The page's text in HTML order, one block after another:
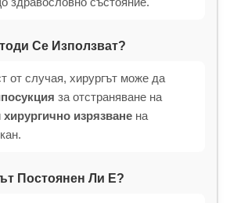
Се Използват?
от случая, хирургът може да
за отстраняване на
хирургично изрязване на
Постоянен Ли Е?